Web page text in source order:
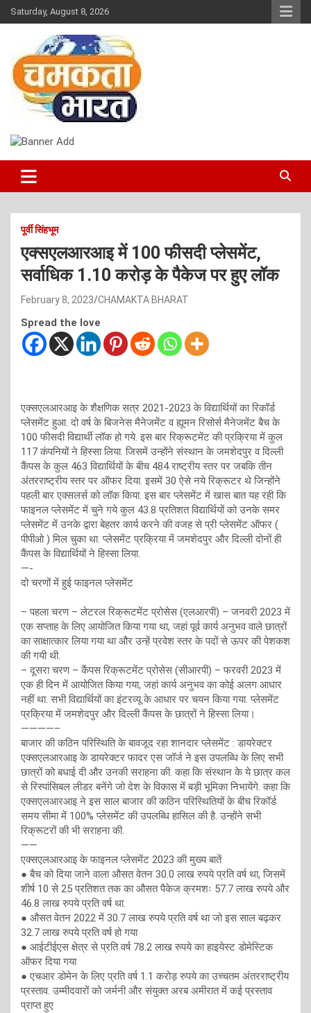
Skip
to
Saturday, August 8, 2026
CHAMAKTA BHARAT
पूर्वी सिंहभूम
एक्सएलआरआइ में 100 फीसदी प्लेसमेंट,
सर्वाधिक 1.10 करोड़ के पैकेज पर हुए लॉक
February 8, 2023 CHAMAKTA BHARAT
Spread the love
एक्सएलआरआइ के शैक्षणिक सत्र 2021-2023 के विद्यार्थियों का रिकॉर्ड
प्लेसमेंट हुआ. दो वर्ष के बिजनेस मैनेजमेंट व ह्यूमन रिसोर्स मैनेजमेंट बैच के
100 फीसदी विद्यार्थी लॉक हो गये. इस बार रिक्रूटमेंट की प्रक्रिया में कुल
117 कंपनियों ने हिस्सा लिया. जिसमें उन्होंने संस्थान के जमशेदपुर व दिल्ली
कैंपस के कुल 463 विद्यार्थियों के बीच 484 राष्ट्रीय स्तर पर जबकि तीन
अंतरराष्ट्रीय स्तर पर ऑफर दिया. इसमें 30 ऐसे नये रिक्रूटर थे जिन्होंने
पहली बार एक्सलर्स को लॉक किया. इस बार प्लेसमेंट में खास बात यह रही कि
फाइनल प्लेसमेंट में चुने गये कुल 43.8 प्रतिशत विद्यार्थियों को उनके समर
प्लेसमेंट में उनके द्वारा बेहतर कार्य करने की वजह से प्री प्लेसमेंट ऑफर (
पीपीओ ) मिल चुका था. प्लेसमेंट प्रक्रिया में जमशेदपुर और दिल्ली दोनों ही
कैंपस के विद्यार्थियों ने हिस्सा लिया.
—-
दो चरणों में हुई फाइनल प्लेसमेंट
– पहला चरण – लेटरल रिक्रूटमेंट प्रोसेस (एलआरपी) – जनवरी 2023 में
एक सप्ताह के लिए आयोजित किया गया था, जहां पूर्व कार्य अनुभव वाले छात्रों
का साक्षात्कार लिया गया था और उन्हें प्रवेश स्तर के पदों से ऊपर की पेशकश
की गयी थी.
– दूसरा चरण – कैंपस रिक्रूटमेंट प्रोसेस (सीआरपी) – फरवरी 2023 में
एक ही दिन में आयोजित किया गया, जहां कार्य अनुभव का कोई अलग आधार
नहीं था. सभी विद्यार्थियों का इंटरव्यू के आधार पर चयन किया गया. प्लेसमेंट
प्रक्रिया में जमशेदपुर और दिल्ली कैंपस के छात्रों ने हिस्सा लिया।
————–
बाजार की कठिन परिस्थिति के बावजूद रहा शानदार प्लेसमेंट : डायरेक्टर
एक्सएलआरआइ के डायरेक्टर फादर एस जॉर्ज ने इस उपलब्धि के लिए सभी
छात्रों को बधाई दी और उनकी सराहना की. कहा कि संस्थान के ये छात्र कल
से रिस्पांसिबल लीडर बनेंगे जो देश के विकास में बड़ी भूमिका निभायेंगे. कहा कि
एक्सएलआरआइ ने इस साल बाजार की कठिन परिस्थितियों के बीच रिकॉर्ड
समय सीमा में 100% प्लेसमेंट की उपलब्धि हासिल की है. उन्होंने सभी
रिक्रूटरों की भी सराहना की.
——
एक्सएलआरआइ के फाइनल प्लेसमेंट 2023 की मुख्य बातें
● बैच को दिया जाने वाला औसत वेतन 30.0 लाख रुपये प्रति वर्ष था, जिसमें
शीर्ष 10 से 25 प्रतिशत तक का औसत पैकेज क्रमशः 57.7 लाख रुपये और
46.8 लाख रुपये प्रति वर्ष था.
● औसत वेतन 2022 में 30.7 लाख रुपये प्रति वर्ष था जो इस साल बढ़कर
32.7 लाख रुपये प्रति वर्ष हो गया
● आईटीईएस क्षेत्र से प्रति वर्ष 78.2 लाख रुपये का हाइयेस्ट डोमेस्टिक
ऑफर दिया गया
● एचआर डोमेन के लिए प्रति वर्ष 1.1 करोड़ रुपये का उच्चतम अंतरराष्ट्रीय
प्रस्ताव. उम्मीदवारों को जर्मनी और संयुक्त अरब अमीरात में कई प्रस्ताव
प्राप्त हुए